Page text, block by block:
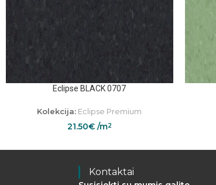
Eclipse BLACK 0707
Kolekcija: Eclipse Premium
21.50€/m2
Kontaktai